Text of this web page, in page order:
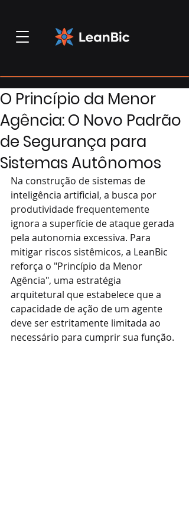
O Princípio da Menor
Agência: O Novo Padrão
de Segurança para
Sistemas Autônomos
Na construção de sistemas de
inteligência artificial, a busca por
produtividade frequentemente
ignora a superfície de ataque gerada
pela autonomia excessiva. Para
mitigar riscos sistêmicos, a LeanBic
reforça o "Princípio da Menor
Agência", uma estratégia
arquitetural que estabelece que a
capacidade de ação de um agente
deve ser estritamente limitada ao
necessário para cumprir sua função.